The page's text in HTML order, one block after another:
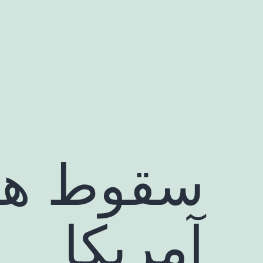
سقوط
آمریکا